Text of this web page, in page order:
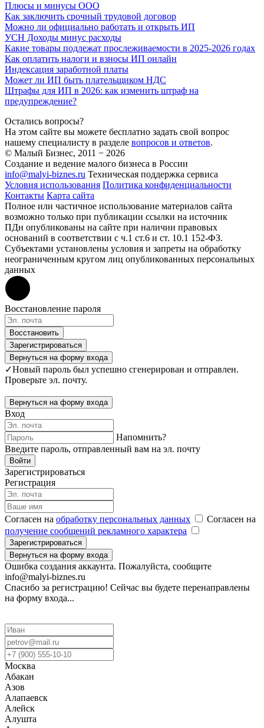
Плюсы и минусы ООО
Как заключить срочный трудовой договор
Можно ли официально работать и открыть ИП
УСН Доходы минус расходы
Какие товары подлежат прослеживаемости в 2025-2026 годах
Как оплатить налоги и взносы ИП онлайн
Индексация заработной платы
Может ли ИП быть плательщиком НДС
Штрафы для ИП в 2026: как изменить штраф на
предупреждение?
Остались вопросы?
На этом сайте вы можете бесплатно задать свой вопрос
нашему специалисту в разделе вопросов и ответов.
© Малый Бизнес, 2011 − 2026
Создание и ведение малого бизнеса в России
info@malyi-biznes.ru Техническая поддержка сервиса
Условия использования Политика конфиденциальности
Контакты Карта сайта
Полное или частичное использование материалов сайта
возможно только при публикации ссылки на источник
ПДн опубликованы на сайте при наличии правовых
оснований в соответствии с ч.1 ст.6 и ст. 10.1 152-ФЗ.
Субъектами установлены условия и запреты на обработку
неограниченным кругом лиц опубликованных персональных
данных
Восстановление пароля
Восстановить
Зарегистрироваться
Вернуться на форму входа
✓Новый пароль был успешно сгенерирован и отправлен.
Проверьте эл. почту.
Вернуться на форму входа
Вход
Напомнить?
Введите пароль, отправленный вам на эл. почту
Войти
Зарегистрироваться
Регистрация
Согласен на обработку персональных данных
Согласен на
получение сообщений рекламного характера
Зарегистрироваться
Вернуться на форму входа
Ошибка создания аккаунта. Пожалуйста, сообщите
info@malyi-biznes.ru
Спасибо за регистрацию! Сейчас вы будете перенаправлены
на форму входа...
Москва
Абакан
Азов
Алапаевск
Алейск
Алушта